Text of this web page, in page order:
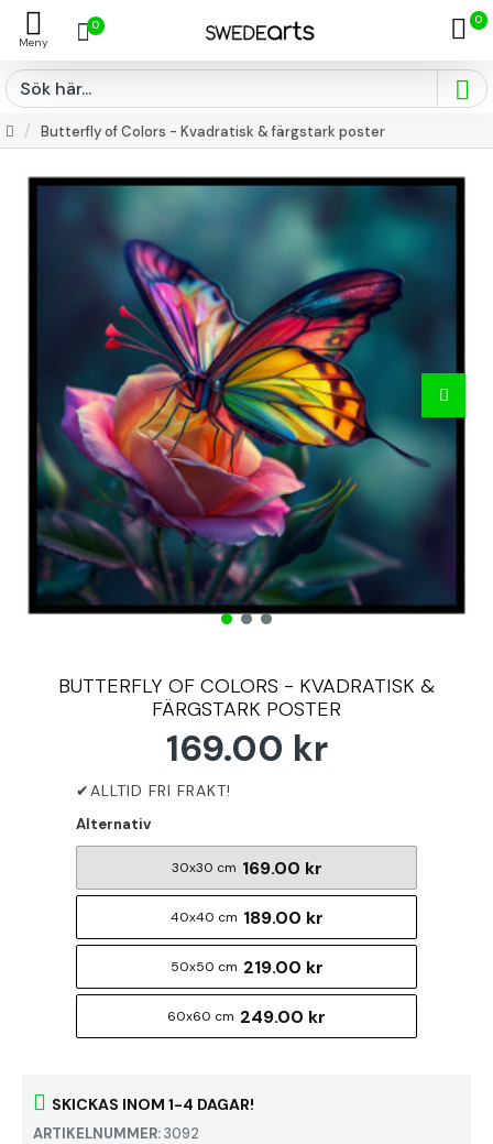
0 0
Butterfly of Colors - Kvadratisk & färgstark poster
BUTTERFLY OF COLORS - KVADRATISK &
FÄRGSTARK POSTER
SKICKAS INOM 1-4 DAGAR!
ARTIKELNUMMER:3092
169.00 kr
Alternativ
30x30 cm 169.00 kr
40x40 cm 189.00 kr
50x50 cm 219.00 kr
60x60 cm 249.00 kr